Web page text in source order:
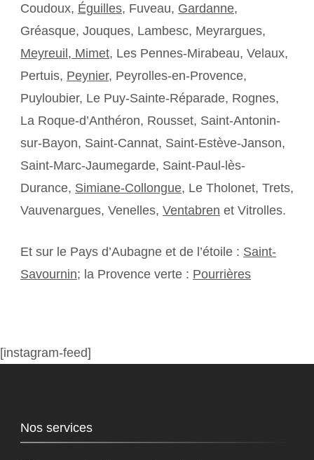
Coudoux, Éguilles, Fuveau, Gardanne,
Gréasque, Jouques, Lambesc, Meyrargues,
Meyreuil, Mimet, Les Pennes-Mirabeau, Velaux,
Pertuis, Peynier, Peyrolles-en-Provence,
Puyloubier, Le Puy-Sainte-Réparade, Rognes,
La Roque-d’Anthéron, Rousset, Saint-Antonin-
sur-Bayon, Saint-Cannat, Saint-Estève-Janson,
Saint-Marc-Jaumegarde, Saint-Paul-lès-
Durance, Simiane-Collongue, Le Tholonet, Trets,
Vauvenargues, Venelles, Ventabren et Vitrolles.
Et sur le Pays d’Aubagne et de l’étoile : Saint-
Savournin; la Provence verte : Pourrières
[instagram-feed]
Nos services